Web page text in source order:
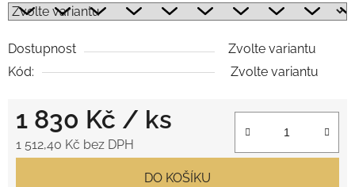
Dostupnost
Zvolte variantu
Kód:
Zvolte variantu
1 830 Kč / ks
1 512,40 Kč bez DPH
DO KOŠÍKU